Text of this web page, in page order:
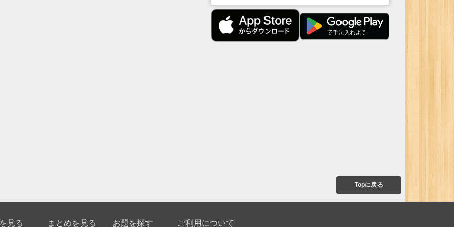
Topに戻る
見る まとめを見る お題を探す ご利用について